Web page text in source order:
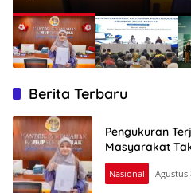
Berita Terbaru
Pengukuran
Masyarakat
Nasional Agustus